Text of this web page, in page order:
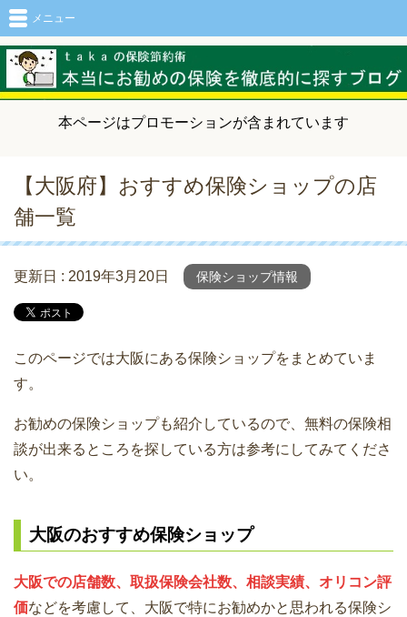
本ページはプロモーションが含まれています
メニュー
【大阪府】おすすめ保険ショップの店
舗一覧
更新日 : 2019年3月20日 保険ショップ情報
このページでは大阪にある保険ショップをまとめていま
す。
お勧めの保険ショップも紹介しているので、無料の保険相
談が出来るところを探している方は参考にしてみてくださ
い。
大阪のおすすめ保険ショップ
大阪での店舗数、取扱保険会社数、相談実績、オリコン評
価などを考慮して、大阪で特にお勧めかと思われる保険シ